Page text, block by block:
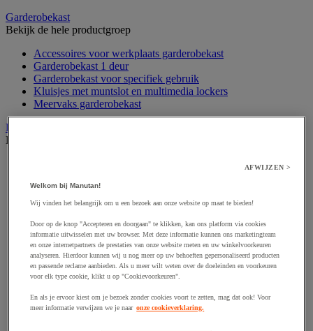
Garderobekast
Bekijk de hele productgroep
Accessoires voor werkplaats garderobekast
Garderobekast 1 deur
Garderobekast voor specifiek gebruik
Kluisjes met muntslot en multimedia lockers
Meervaks garderobekast
Hijsband en hefaccessoires
Bekijk de hele productgroep
Hijsband van staal en textiel
Hijshaak
Hijspoelie en -katrol
Hijsring
Kabel
Kopschakel en snelschakel
Sjorband en trekstang
Stalen ketting
Touw en draad
AFWIJZEN >
Welkom bij Manutan!
Wij vinden het belangrijk om u een bezoek aan onze website op maat te bieden!
Door op de knop "Accepteren en doorgaan" te klikken, kan ons platform via cookies
informatie uitwisselen met uw browser. Met deze informatie kunnen ons marketingteam
en onze internetpartners de prestaties van onze website meten en uw winkelvoorkeuren
analyseren. Hierdoor kunnen wij u nog meer op uw behoeften gepersonaliseerd producten
en passende reclame aanbieden. Als u meer wilt weten over de doeleinden en voorkeuren
voor elk type cookie, klikt u op "Cookievoorkeuren".
En als je ervoor kiest om je bezoek zonder cookies voort te zetten, mag dat ook! Voor
meer informatie verwijzen we je naar onze cookieverklaring.